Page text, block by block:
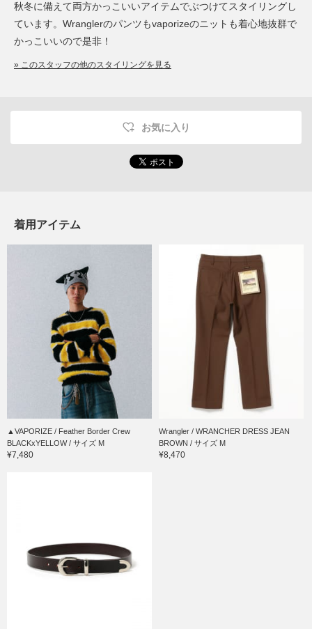
秋冬に備えて両方かっこいいアイテムでぶつけてスタイリングし
ています。Wranglerのパンツもvaporizeのニットも着心地抜群で
かっこいいので是非！
» このスタッフの他のスタイリングを見る
お気に入り
着用アイテム
▲VAPORIZE / Feather Border Crew
BLACKxYELLOW / サイズ M
¥7,480
Wrangler / WRANCHER DRESS JEAN
BROWN / サイズ M
¥8,470